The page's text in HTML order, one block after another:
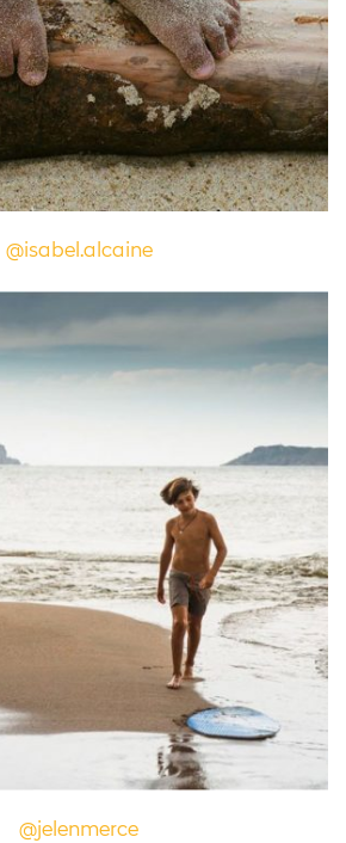
@isabel.alcaine
@jelenmerce